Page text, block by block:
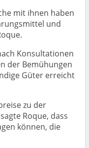
mit ihnen haben
und
Konsultationen
der Bemühungen
Güter erreicht
zu der
Roque, dass
können, die